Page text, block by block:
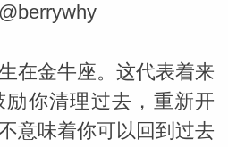
在金牛座。这代表着来
励你清理过去，重新开
意味着你可以回到过去